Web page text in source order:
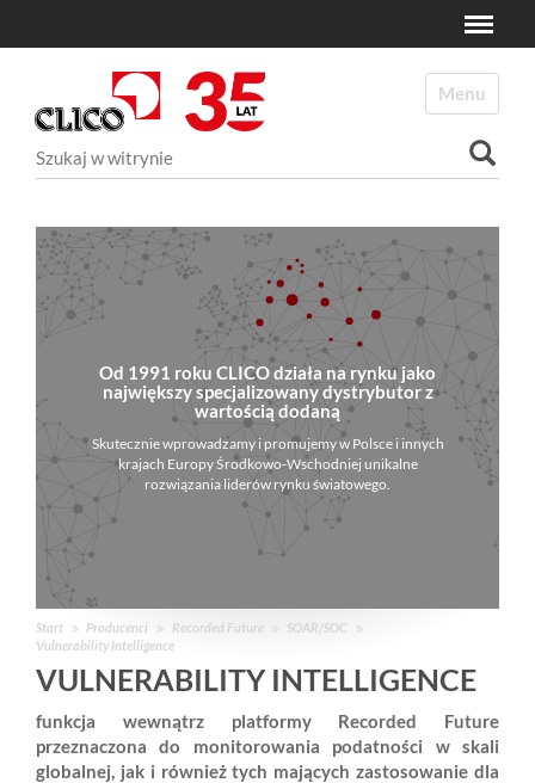
Toggle
Od 1991 roku CLICO działa na rynku jako
największy specjalizowany dystrybutor z
wartością dodaną
Skutecznie wprowadzamy i promujemy w Polsce i innych
krajach Europy Środkowo-Wschodniej unikalne
rozwiązania liderów rynku światowego.
Start Producenci Recorded Future
SOAR/SOC
Vulnerability Intelligence
VULNERABILITY INTELLIGENCE
funkcja wewnątrz platformy Recorded Future
przeznaczona do monitorowania podatności w skali
globalnej, jak i również tych mających zastosowanie dla